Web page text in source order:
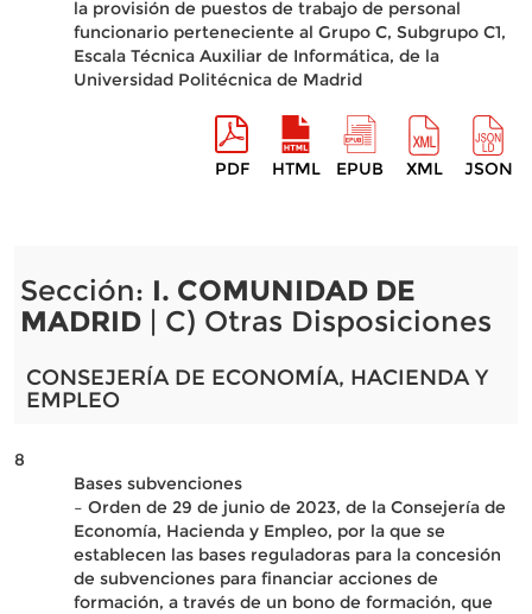
la provisión de puestos de trabajo de personal
funcionario perteneciente al Grupo C, Subgrupo C1,
Escala Técnica Auxiliar de Informática, de la
Universidad Politécnica de Madrid
PDF HTML EPUB XML JSON
Sección: I. COMUNIDAD DE
MADRID| C) Otras Disposiciones
CONSEJERÍA DE ECONOMÍA, HACIENDA Y
EMPLEO
8
Bases subvenciones
– Orden de 29 de junio de 2023, de la Consejería de
Economía, Hacienda y Empleo, por la que se
establecen las bases reguladoras para la concesión
de subvenciones para financiar acciones de
formación, a través de un bono de formación, que